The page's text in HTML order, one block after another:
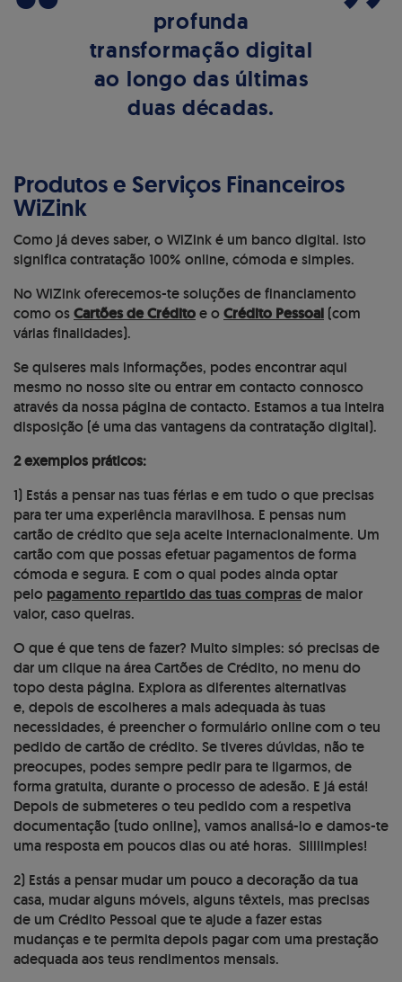
profunda
transformação digital
ao longo das últimas
duas décadas.
Produtos e Serviços Financeiros
WiZink
Como já deves saber, o WiZink é um banco digital. Isto
significa contratação 100% online, cómoda e simples.
No WiZink oferecemos-te soluções de financiamento
como osCartões de Créditoe oCrédito Pessoal (com
várias finalidades).
Se quiseres mais informações, podes encontrar aqui
mesmo no nosso site ou entrar em contacto connosco
através da nossa página de contacto. Estamos a tua inteira
disposição (é uma das vantagens da contratação digital).
2 exemplos práticos:
1) Estás a pensar nas tuas férias e em tudo o que precisas
para ter uma experiência maravilhosa. E pensas num
cartão de crédito que seja aceite internacionalmente. Um
cartão com que possas efetuar pagamentos de forma
cómoda e segura. E com o qual podes ainda optar
pelo pagamento repartido das tuas comprasde maior
valor, caso queiras.
O que é que tens de fazer? Muito simples: só precisas de
dar um clique na área Cartões de Crédito, no menu do
topo desta página. Explora as diferentes alternativas
e, depois de escolheres a mais adequada às tuas
necessidades, é preencher o formulário online com o teu
pedido de cartão de crédito. Se tiveres dúvidas, não te
preocupes, podes sempre pedir para te ligarmos, de
forma gratuita, durante o processo de adesão. E já está!
Depois de submeteres o teu pedido com a respetiva
documentação (tudo online), vamos analisá-lo e damos-te
uma resposta em poucos dias ou até horas. Siiiiimples!
2) Estás a pensar mudar um pouco a decoração da tua
casa, mudar alguns móveis, alguns têxteis, mas precisas
de um Crédito Pessoal que te ajude a fazer estas
mudanças e te permita depois pagar com uma prestação
adequada aos teus rendimentos mensais.